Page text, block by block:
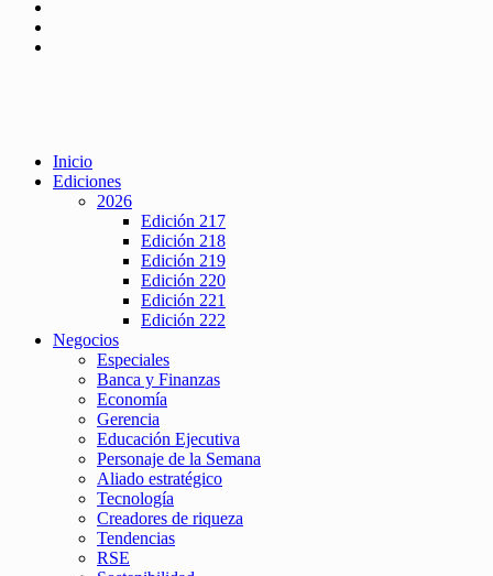
Inicio
Ediciones
2026
Edición 217
Edición 218
Edición 219
Edición 220
Edición 221
Edición 222
Negocios
Especiales
Banca y Finanzas
Economía
Gerencia
Educación Ejecutiva
Personaje de la Semana
Aliado estratégico
Tecnología
Creadores de riqueza
Tendencias
RSE